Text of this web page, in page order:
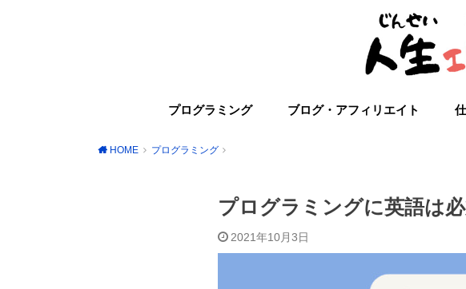
プログラミング ブログ・アフィリエイト
HOME プログラミング
プログラミングに英語は
2021年10月3日